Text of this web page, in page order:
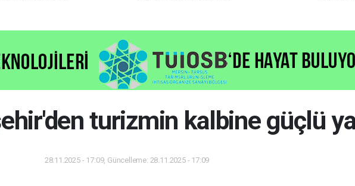
turizmin kalbine güçlü
28.11.2025 - 17:09, Güncelleme: 28.11.2025 - 17:09